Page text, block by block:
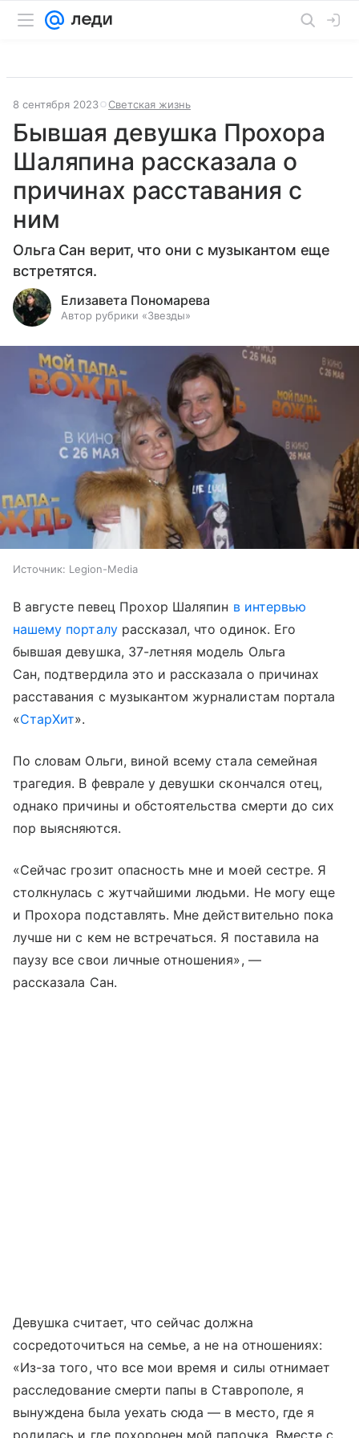
8 сентября 2023 Светская жизнь
Бывшая девушка Прохора
Шаляпина рассказала о
причинах расставания с
ним
Ольга Сан верит, что они с музыкантом еще
встретятся.
Елизавета Пономарева
Автор рубрики «Звезды»
Источник: Legion-Media
В августе певец Прохор Шаляпин в интервью
нашему порталурассказал, что одинок. Его
бывшая девушка, 37-летняя модель Ольга
Сан, подтвердила это и рассказала о причинах
расставания с музыкантом журналистам портала
«СтарХит».
По словам Ольги, виной всему стала семейная
трагедия. В феврале у девушки скончался отец,
однако причины и обстоятельства смерти до сих
пор выясняются.
«Сейчас грозит опасность мне и моей сестре. Я
столкнулась с жутчайшими людьми. Не могу еще
и Прохора подставлять. Мне действительно пока
лучше ни с кем не встречаться. Я поставила на
паузу все свои личные отношения», —
рассказала Сан.
Девушка считает, что сейчас должна
сосредоточиться на семье, а не на отношениях:
«Из-за того, что все мои время и силы отнимает
расследование смерти папы в Ставрополе, я
вынуждена была уехать сюда — в место, где я
родилась и где похоронен мой папочка. Вместе с